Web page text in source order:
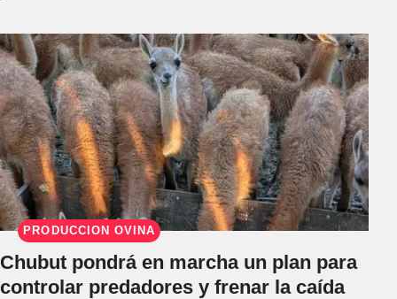
PRODUCCIÓN OVINA
Chubut pondrá en marcha un plan para
controlar predadores y frenar la caída